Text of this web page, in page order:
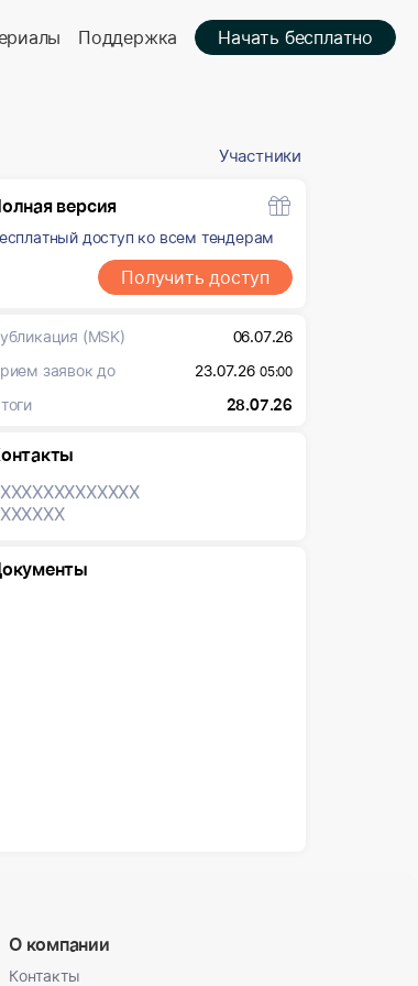
Поддержка Начать бесплатно
Участники
версия
доступ ко всем тендерам
Получить доступ
(MSK)
06.07.26
заявок до
23.07.26 05:00
28.07.26
XXXXXXX
О компании
Контакты